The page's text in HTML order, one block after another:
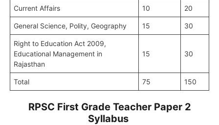
Current Affairs 10 20
General Science, Polity, Geography 15 30
Right to Education Act 2009,
Educational Management in
Rajasthan
15 30
Total 75 150
RPSC First Grade Teacher Paper 2
Syllabus